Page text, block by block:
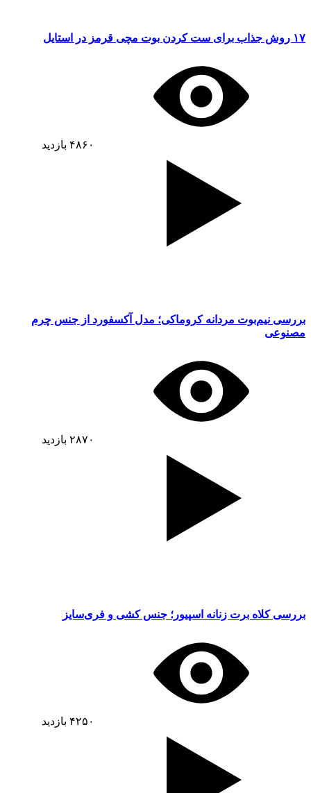
۱۷ روش جذاب برای ست کردن بوت مچی قرمز در استایل
۴۸۶۰ بازدید
بررسی نیم‌بوت مردانه کروماکی؛ مدل آکسفورد از جنس چرم
مصنوعی
۲۸۷۰ بازدید
بررسی کلاه برت زنانه اسپیور؛ جنس کشی و فری‌سایز
۴۲۵۰ بازدید